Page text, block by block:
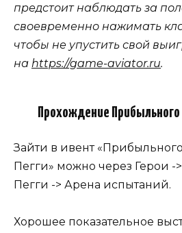
предстоит наблюдать за
своевременно нажимать
чтобы не упустить свой
на https://game-aviator.ru.
Прохождение
Зайти в ивент
Пегги» можно через Герои -
Пегги -> Арена испытаний.
Хорошее показательное